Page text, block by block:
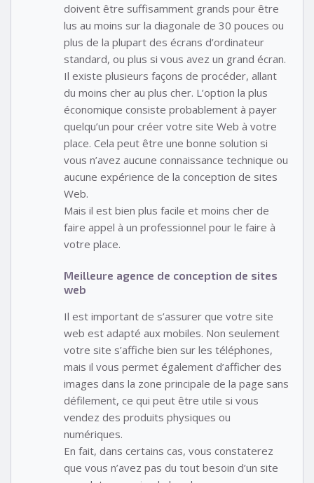
doivent être suffisamment grands pour être
lus au moins sur la diagonale de 30 pouces ou
plus de la plupart des écrans d’ordinateur
standard, ou plus si vous avez un grand écran.
Il existe plusieurs façons de procéder, allant
du moins cher au plus cher. L’option la plus
économique consiste probablement à payer
quelqu’un pour créer votre site Web à votre
place. Cela peut être une bonne solution si
vous n’avez aucune connaissance technique ou
aucune expérience de la conception de sites
Web.
Mais il est bien plus facile et moins cher de
faire appel à un professionnel pour le faire à
votre place.
Meilleure agence de conception de sites
web
Il est important de s’assurer que votre site
web est adapté aux mobiles. Non seulement
votre site s’affiche bien sur les téléphones,
mais il vous permet également d’afficher des
images dans la zone principale de la page sans
défilement, ce qui peut être utile si vous
vendez des produits physiques ou
numériques.
En fait, dans certains cas, vous constaterez
que vous n’avez pas du tout besoin d’un site